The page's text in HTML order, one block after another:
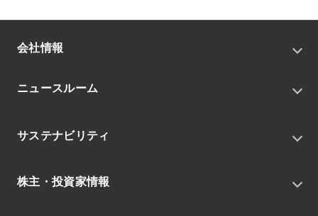
会社情報
会社概要
中期経営戦略
役員
ニュースルーム
トピックス
IRニュース
サステナビリティ
環境
株主・投資家情報